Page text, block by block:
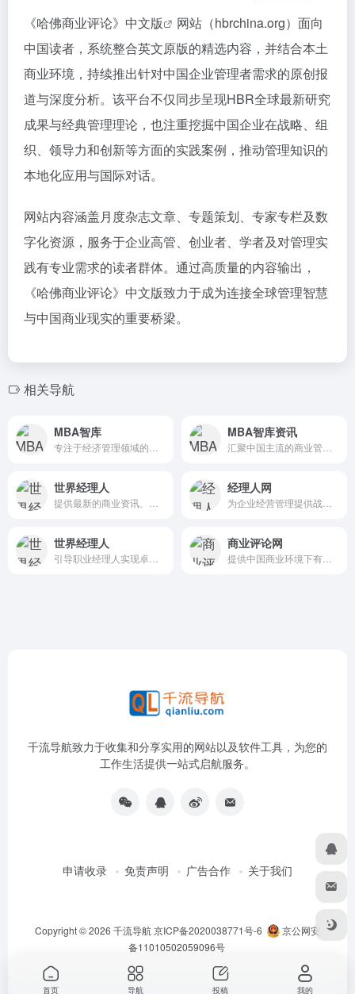
《哈佛商业评论》 中文版
网站（hbrchina.org）面向
中国读者，系统整合英文原版的精选内容，并结合本土
商业环境，持续推出针对中国企业管理者需求的原创报
道与深度分析。该平台不仅同步呈现HBR全球最新研究
成果与经典管理理论，也注重挖掘中国企业在战略、组
织、领导力和创新等方面的实践案例，推动管理知识的
本地化应用与国际对话。
网站内容涵盖月度杂志文章、专题策划、专家专栏及数
字化资源，服务于企业高管、创业者、学者及对管理实
践有专业需求的读者群体。通过高质量的内容输出，
《哈佛商业评论》中文版致力于成为连接全球管理智慧
与中国商业现实的重要桥梁。
相关导航
MBA智库 MBA智库资讯
世界经理人 经理人网
世界经理人 商业评论网
千流导航致力于收集和分享实用的网站以及软件工具，为您的
工作生活提供一站式启航服务。
申请收录 免责声明 广告合作 关于我们
Copyright © 2026 千流导航京ICP备2020038771号-6
京公网安
备11010502059096号
首页 导航 投稿 我的